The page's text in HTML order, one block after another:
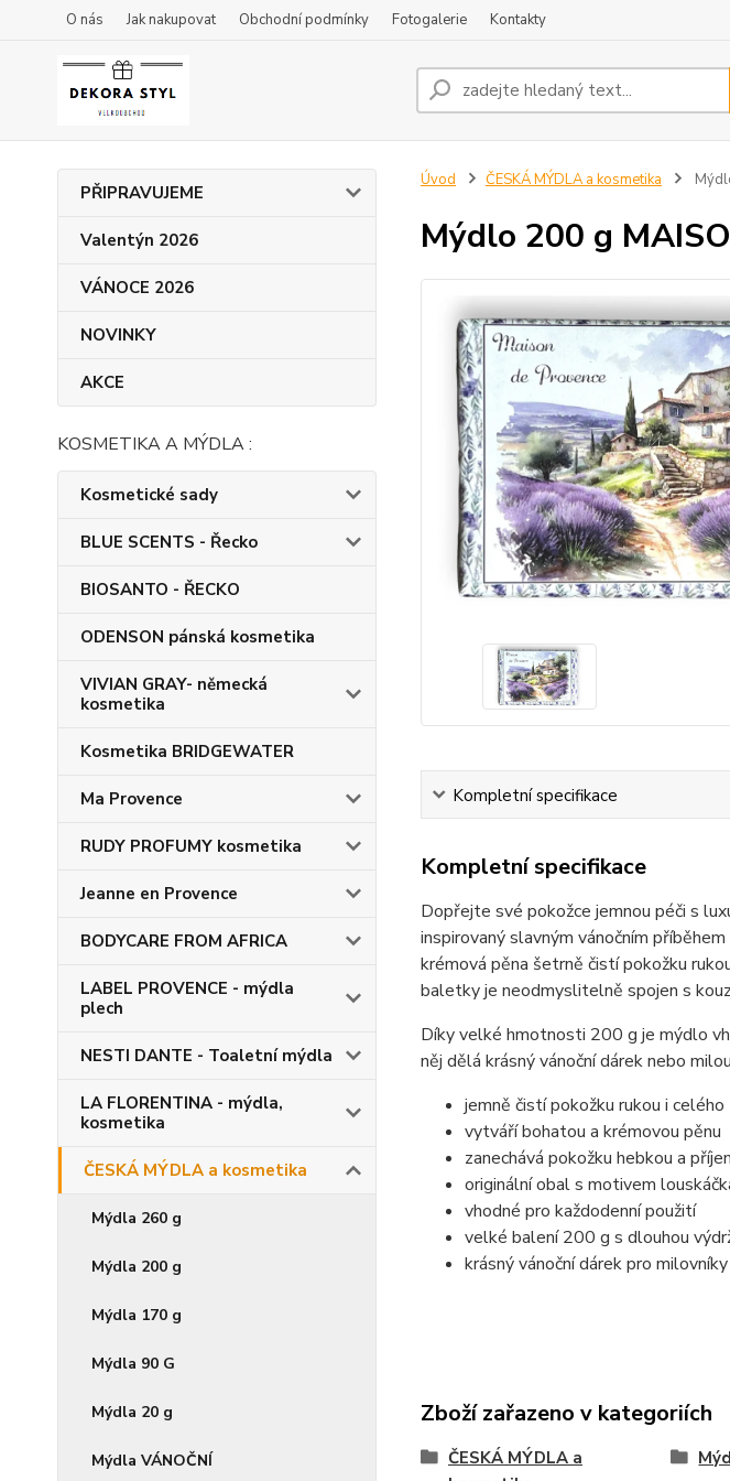
O nás Jak nakupovat Obchodní podmínky Fotogalerie Kontakty
PŘIPRAVUJEME
Valentýn 2026
VÁNOCE 2026
NOVINKY
AKCE
KOSMETIKA A MÝDLA :
Kosmetické sady
BLUE SCENTS - Řecko
BIOSANTO - ŘECKO
ODENSON pánská kosmetika
VIVIAN GRAY- německá
kosmetika
Kosmetika BRIDGEWATER
Ma Provence
RUDY PROFUMY kosmetika
Jeanne en Provence
BODYCARE FROM AFRICA
LABEL PROVENCE - mýdla
plech
NESTI DANTE - Toaletní mýdla
LA FLORENTINA - mýdla,
kosmetika
ČESKÁ MÝDLA a kosmetika
Mýdla 260 g
Mýdla 200 g
Mýdla 170 g
Mýdla 90 G
Mýdla 20 g
Mýdla VÁNOČNÍ
Úvod ČESKÁ MÝDLA a kosmetika
Mýdlo 200 g
Kompletní specifikace
Kompletní specifikace
Dopřejte své pokožce jemnou péči s
inspirovaný slavným vánočním
krémová pěna šetrně čistí pokožku
baletky je neodmyslitelně spojen s
Díky velké hmotnosti 200 g je mýdlo
něj dělá krásný vánoční dárek nebo
jemně čistí pokožku rukou i
vytváří bohatou a krémovou pěnu
zanechává pokožku hebkou a
originální obal s motivem
vhodné pro každodenní použití
velké balení 200 g s dlouhou
krásný vánoční dárek pro
Zboží zařazeno v kategoriích
ČESKÁ MÝDLA a